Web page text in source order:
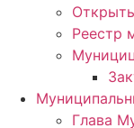
Реестр
Глава